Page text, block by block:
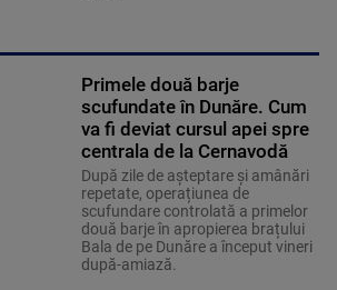
Primele două barje
scufundate în Dunăre. Cum
va fi deviat cursul apei spre
centrala de la Cernavodă
După zile de așteptare și amânări
repetate, operațiunea de
scufundare controlată a primelor
două barje în apropierea brațului
Bala de pe Dunăre a început vineri
după-amiază.